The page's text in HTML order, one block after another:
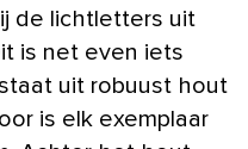
de lichtletters uit
is net even iets
uit robuust hout
is elk exemplaar